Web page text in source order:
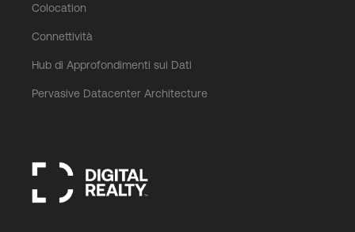
Colocation
Connettività
Hub di Approfondimenti sui Dati
Pervasive Datacenter Architecture